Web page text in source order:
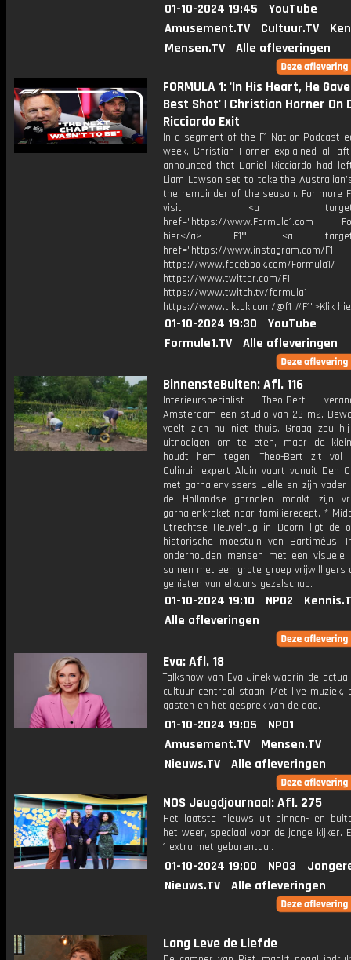
01-10-2024 19:45
YouTube
Amusement.TV
Cultuur.TV
Mensen.TV
Alle afleveringen
FORMULA 1: 'In His Heart, He
Best Shot' | Christian Horner On
Ricciardo Exit
In a segment of the F1 Nation Podcast
week, Christian Horner explained all
announced that Daniel Ricciardo had
Liam Lawson set to take the
the remainder of the season. For more
visit <a
href="https://www.Formula1.com
hier</a> F1®: <a
href="https://www.instagram.com/F1
https://www.facebook.com/Formula1/
https://www.twitter.com/F1
https://www.twitch.tv/formula1
https://www.tiktok.com/@f1 #F1">Klik
01-10-2024 19:30
YouTube
Formule1.TV
Alle afleveringen
BinnensteBuiten: Afl. 116
Interieurspecialist Theo-Bert
Amsterdam een studio van 23 m2.
voelt zich nu niet thuis. Graag zou hij
uitnodigen om te eten, maar de
houdt hem tegen. Theo-Bert zit vol
Culinair expert Alain vaart vanuit Den
met garnalenvissers Jelle en zijn vader
de Hollandse garnalen maakt zijn
garnalenkroket naar familierecept. *
Utrechtse Heuvelrug in Doorn ligt de
historische moestuin van Bartiméus.
onderhouden mensen met een visuele
samen met een grote groep vrijwilligers
genieten van elkaars gezelschap.
01-10-2024 19:10 NPO2
Alle afleveringen
Eva: Afl. 18
Talkshow van Eva Jinek waarin de
cultuur centraal staan. Met live muziek,
gasten en het gesprek van de dag.
01-10-2024 19:05
NPO1
Amusement.TV
Mensen.TV
Nieuws.TV
Alle afleveringen
NOS Jeugdjournaal: Afl. 275
Het laatste nieuws uit binnen- en
het weer, speciaal voor de jonge kijker.
1 extra met gebarentaal.
01-10-2024 19:00 NPO3
Nieuws.TV
Alle afleveringen
Lang Leve de Liefde